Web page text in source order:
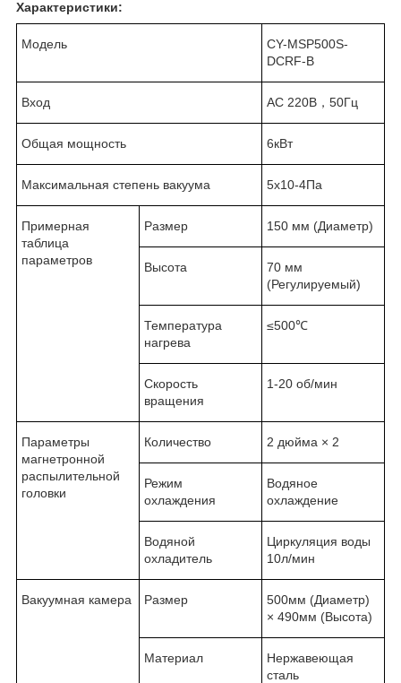
Характеристики:
Модель
CY-MSP500S-
DCRF-B
Вход АС 220В，50Гц
Общая мощность 6кВт
Максимальная степень вакуума 5x10-4Па
Примерная
таблица
параметров
Размер 150 мм (Диаметр)
Высота
70 мм
(Регулируемый)
Температура
нагрева
≤500℃
Скорость
вращения
1-20 об/мин
Параметры
магнетронной
распылительной
головки
Количество 2 дюйма × 2
Режим
охлаждения
Водяное
охлаждение
Водяной
охладитель
Циркуляция воды
10л/мин
Вакуумная камера Размер
500мм (Диаметр)
× 490мм (Высота)
Материал
Нержавеющая
сталь